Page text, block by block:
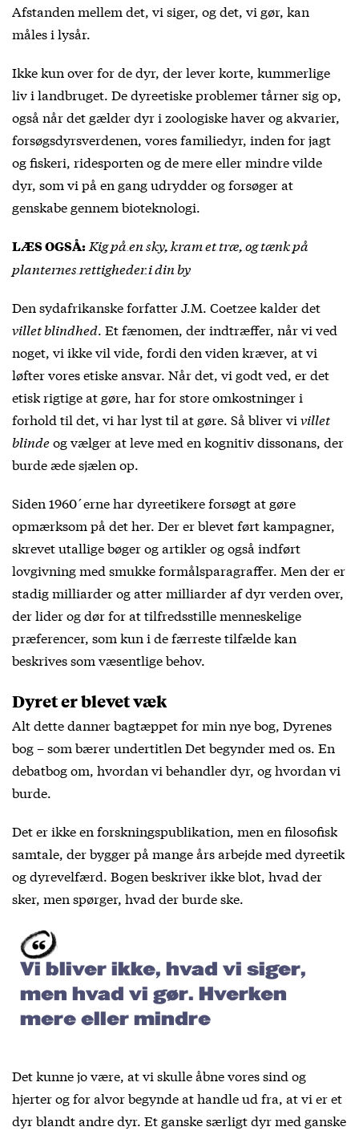
Afstanden mellem det, vi siger, og det, vi gør, kan
måles i lysår.
Ikke kun over for de dyr, der lever korte, kummerlige
liv i landbruget. De dyreetiske problemer tårner sig op,
også når det gælder dyr i zoologiske haver og akvarier,
forsøgsdyrsverdenen, vores familiedyr, inden for jagt
og fiskeri, ridesporten og de mere eller mindre vilde
dyr, som vi på en gang udrydder og forsøger at
genskabe gennem bioteknologi.
LÆS OGSÅ: Kig på en sky, kram et træ, og tænk på
planternes rettigheder i din by
Den sydafrikanske forfatter J.M. Coetzee kalder det
villet blindhed. Et fænomen, der indtræffer, når vi ved
noget, vi ikke vil vide, fordi den viden kræver, at vi
løfter vores etiske ansvar. Når det, vi godt ved, er det
etisk rigtige at gøre, har for store omkostninger i
forhold til det, vi har lyst til at gøre. Så bliver vi villet
blindeog vælger at leve med en kognitiv dissonans, der
burde æde sjælen op.
Siden 1960´erne har dyreetikere forsøgt at gøre
opmærksom på det her. Der er blevet ført kampagner,
skrevet utallige bøger og artikler og også indført
lovgivning med smukke formålsparagraffer. Men der er
stadig milliarder og atter milliarder af dyr verden over,
der lider og dør for at tilfredsstille menneskelige
præferencer, som kun i de færreste tilfælde kan
beskrives som væsentlige behov.
Dyret er blevet væk
Alt dette danner bagtæppet for min nye bog, Dyrenes
bog – som bærer undertitlen Det begynder med os. En
debatbog om, hvordan vi behandler dyr, og hvordan vi
burde.
Det er ikke en forskningspublikation, men en filosofisk
samtale, der bygger på mange års arbejde med dyreetik
og dyrevelfærd. Bogen beskriver ikke blot, hvad der
sker, men spørger, hvad der burde ske.
Vi bliver ikke, hvad vi siger,
men hvad vi gør. Hverken
mere eller mindre
Det kunne jo være, at vi skulle åbne vores sind og
hjerter og for alvor begynde at handle ud fra, at vi er et
dyr blandt andre dyr. Et ganske særligt dyr med ganske